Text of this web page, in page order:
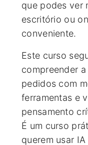
que podes ver
escritório ou
conveniente.
Este curso
compreender
pedidos com
ferramentas e
pensamento
É um curso
querem usar